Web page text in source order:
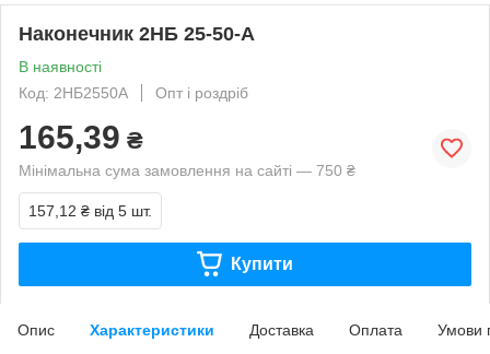
Наконечник 2НБ 25-50-А
В наявності
Код: 2НБ2550А
Опт і роздріб
165,39 ₴
Мінімальна сума замовлення на сайті — 750 ₴
157,12 ₴ від 5 шт.
Купити
Опис Характеристики Доставка Оплата Умови